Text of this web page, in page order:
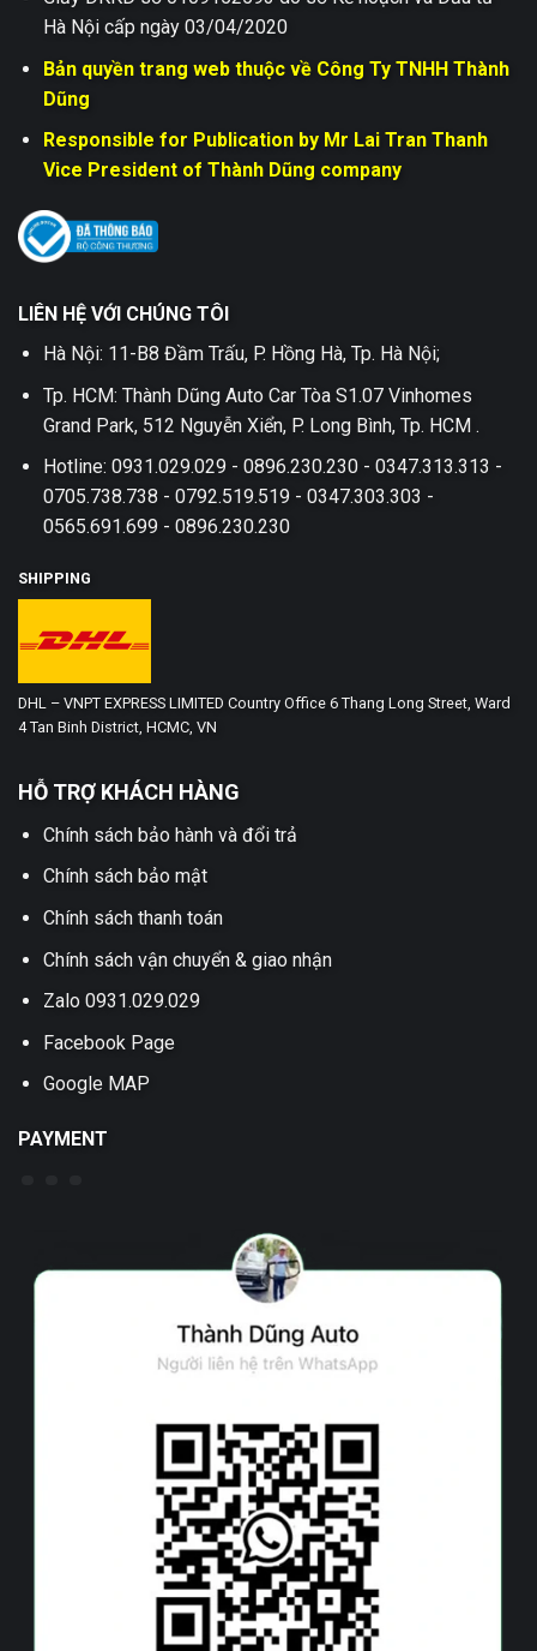
Hà Nội cấp ngày 03/04/2020
Bản quyền trang web thuộc về Công Ty TNHH Thành
Dũng
Responsible for Publication by Mr Lai Tran Thanh
Vice President of Thành Dũng company
LIÊN HỆ VỚI CHÚNG TÔI
Hà Nội: 11-B8 Đầm Trấu, P. Hồng Hà, Tp. Hà Nội;
Tp. HCM: Thành Dũng Auto Car Tòa S1.07 Vinhomes
Grand Park, 512 Nguyễn Xiển, P. Long Bình, Tp. HCM .
Hotline: 0931.029.029 - 0896.230.230 - 0347.313.313 -
0705.738.738 - 0792.519.519 - 0347.303.303 -
0565.691.699 - 0896.230.230
SHIPPING
DHL – VNPT EXPRESS LIMITED Country Office 6 Thang Long Street, Ward
4 Tan Binh District, HCMC, VN
HỖ TRỢ KHÁCH HÀNG
Chính sách bảo hành và đổi trả
Chính sách bảo mật
Chính sách thanh toán
Chính sách vận chuyển & giao nhận
Zalo 0931.029.029
Facebook Page
Google MAP
PAYMENT